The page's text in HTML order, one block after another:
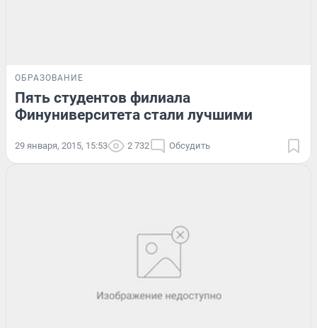
ОБРАЗОВАНИЕ
Пять студентов филиала
Финуниверситета стали лучшими
29 января, 2015, 15:53 2 732 Обсудить